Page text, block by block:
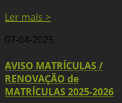
Ler mais >
07-04-2025
AVISO MATRÍCULAS /
RENOVAÇÃO de
MATRÍCULAS 2025-2026